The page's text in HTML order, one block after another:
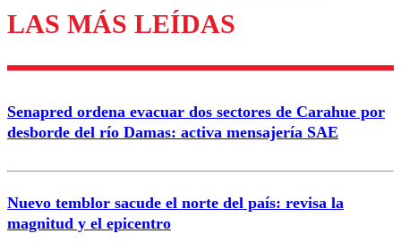
Enviar comentario
LAS MÁS LEÍDAS
Senapred ordena evacuar dos sectores de Carahue por
desborde del río Damas: activa mensajería SAE
Nuevo temblor sacude el norte del país: revisa la
magnitud y el epicentro